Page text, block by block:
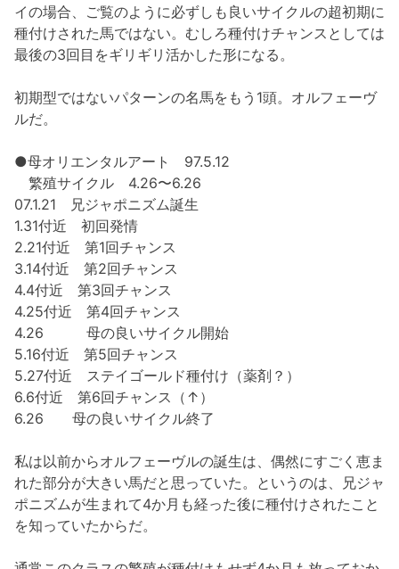
イの場合、ご覧のように必ずしも良いサイクルの超初期に
種付けされた馬ではない。むしろ種付けチャンスとしては
最後の3回目をギリギリ活かした形になる。
初期型ではないパターンの名馬をもう1頭。オルフェーヴ
ルだ。
●母オリエンタルアート 97.5.12
繁殖サイクル 4.26〜6.26
07.1.21 兄ジャポニズム誕生
1.31付近 初回発情
2.21付近 第1回チャンス
3.14付近 第2回チャンス
4.4付近 第3回チャンス
4.25付近 第4回チャンス
4.26 母の良いサイクル開始
5.16付近 第5回チャンス
5.27付近 ステイゴールド種付け（薬剤？）
6.6付近 第6回チャンス（↑）
6.26 母の良いサイクル終了
私は以前からオルフェーヴルの誕生は、偶然にすごく恵ま
れた部分が大きい馬だと思っていた。というのは、兄ジャ
ポニズムが生まれて4か月も経った後に種付けされたこと
を知っていたからだ。